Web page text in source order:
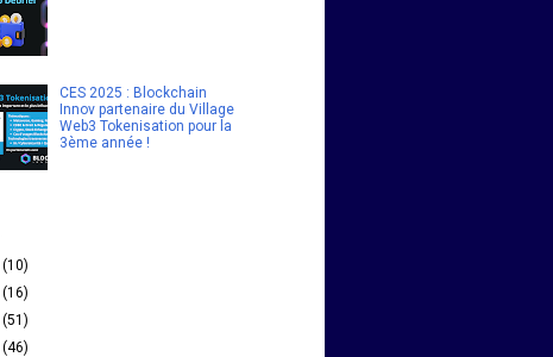
CES 2025 : Blockchain
Innov partenaire du Village
Web3 Tokenisation pour la
3ème année !
(10)
(16)
(51)
(46)